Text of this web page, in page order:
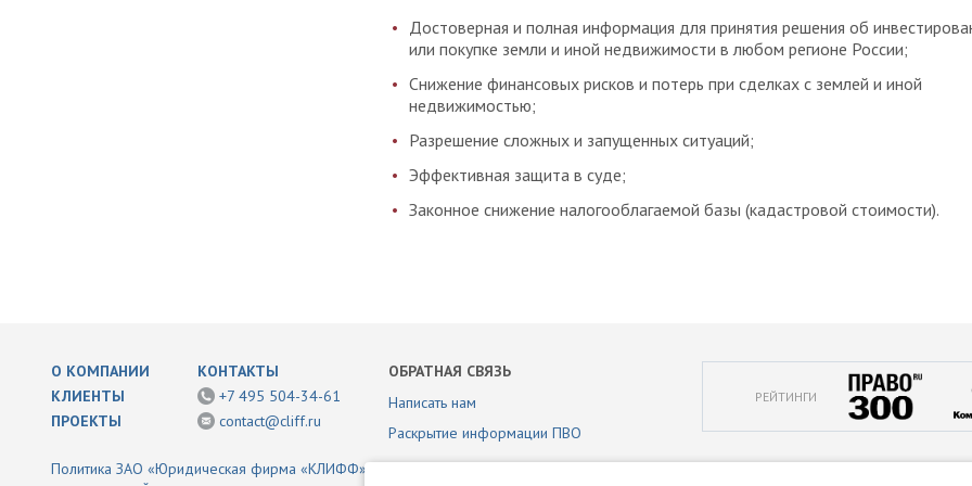
Достоверная и полная информация для принятия решения об
или покупке земли и иной недвижимости в любом регионе России;
Снижение финансовых рисков и потерь при сделках с землей и иной
недвижимостью;
Разрешение сложных и запущенных ситуаций;
Эффективная защита в суде;
Законное снижение налогооблагаемой базы (кадастровой стоимости).
О КОМПАНИИ
КЛИЕНТЫ
ПРОЕКТЫ
КОНТАКТЫ
+7 495 504-34-61
contact@cliff.ru
ОБРАТНАЯ СВЯЗЬ
Написать нам
Раскрытие информации ПВО
РЕЙТИНГИ
Политика ЗАО «Юридическая фирма «КЛИФФ» в отношении обработки персональных данных